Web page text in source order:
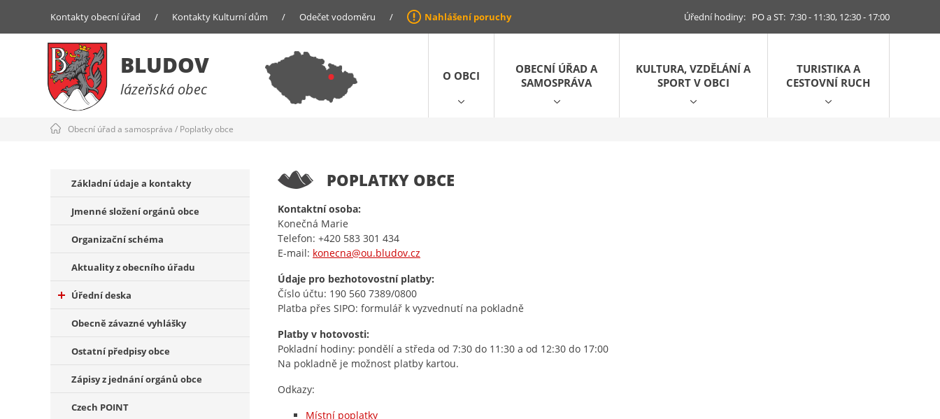
Kontakty obecní úřad / Kontakty Kulturní dům / Odečet vodoměru / Nahlášení poruchy Úřední hodiny: PO a ST: 7:30 - 11:30, 12:30 - 17:00
BLUDOV
lázeňská obec
O OBCI
OBECNÍ ÚŘAD A
SAMOSPRÁVA
KULTURA, VZDĚLÁNÍ A
SPORT V OBCI
TURISTIKA A
CESTOVNÍ RUCH
Obecní úřad a samospráva / Poplatky obce
Základní údaje a kontakty
Jmenné složení orgánů obce
Organizační schéma
Aktuality z obecního úřadu
Úřední deska
Obecně závazné vyhlášky
Ostatní předpisy obce
Zápisy z jednání orgánů obce
Czech POINT
POPLATKY OBCE
Kontaktní osoba:
Konečná Marie
Telefon: +420 583 301 434
E-mail: konecna@ou.bludov.cz
Údaje pro bezhotovostní platby:
Číslo účtu: 190 560 7389/0800
Platba přes SIPO: formulář k vyzvednutí na pokladně
Platby v hotovosti:
Pokladní hodiny: pondělí a středa od 7:30 do 11:30 a od 12:30 do 17:00
Na pokladně je možnost platby kartou.
Odkazy:
Místní poplatky